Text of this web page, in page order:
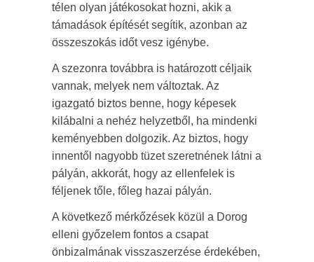
télen olyan játékosokat hozni, akik a
támadások építését segítik, azonban az
összeszokás időt vesz igénybe.
A szezonra továbbra is határozott céljaik
vannak, melyek nem változtak. Az
igazgató biztos benne, hogy képesek
kilábalni a nehéz helyzetből, ha mindenki
keményebben dolgozik. Az biztos, hogy
innentől nagyobb tüzet szeretnének látni a
pályán, akkorát, hogy az ellenfelek is
féljenek tőle, főleg hazai pályán.
A következő mérkőzések közül a Dorog
elleni győzelem fontos a csapat
önbizalmának visszaszerzése érdekében,